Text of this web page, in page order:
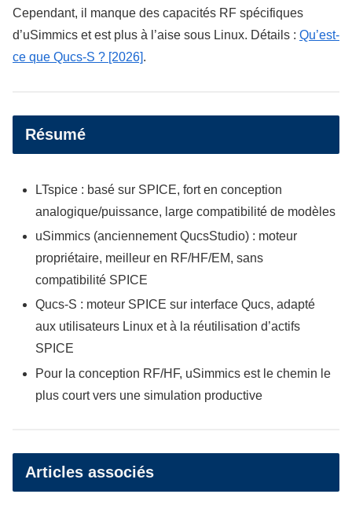
Cependant, il manque des capacités RF spécifiques
d’uSimmics et est plus à l’aise sous Linux. Détails : Qu’est-
ce que Qucs-S ? [2026].
Résumé
LTspice : basé sur SPICE, fort en conception
analogique/puissance, large compatibilité de modèles
uSimmics (anciennement QucsStudio) : moteur
propriétaire, meilleur en RF/HF/EM, sans
compatibilité SPICE
Qucs-S : moteur SPICE sur interface Qucs, adapté
aux utilisateurs Linux et à la réutilisation d’actifs
SPICE
Pour la conception RF/HF, uSimmics est le chemin le
plus court vers une simulation productive
Articles associés